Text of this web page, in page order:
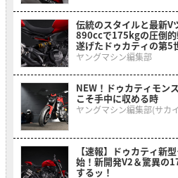
伝統のスタイルと最新V
890ccで175kgの圧倒
遂げたドゥカティの第5
がいよいよ日本上陸
ヤングマシン編集部
NEW！ドゥカティモン
こそ手中に収める時
ヤングマシン編集部(サカ
【速報】ドゥカティ新
始！新開発V2＆驚異の
するッ！